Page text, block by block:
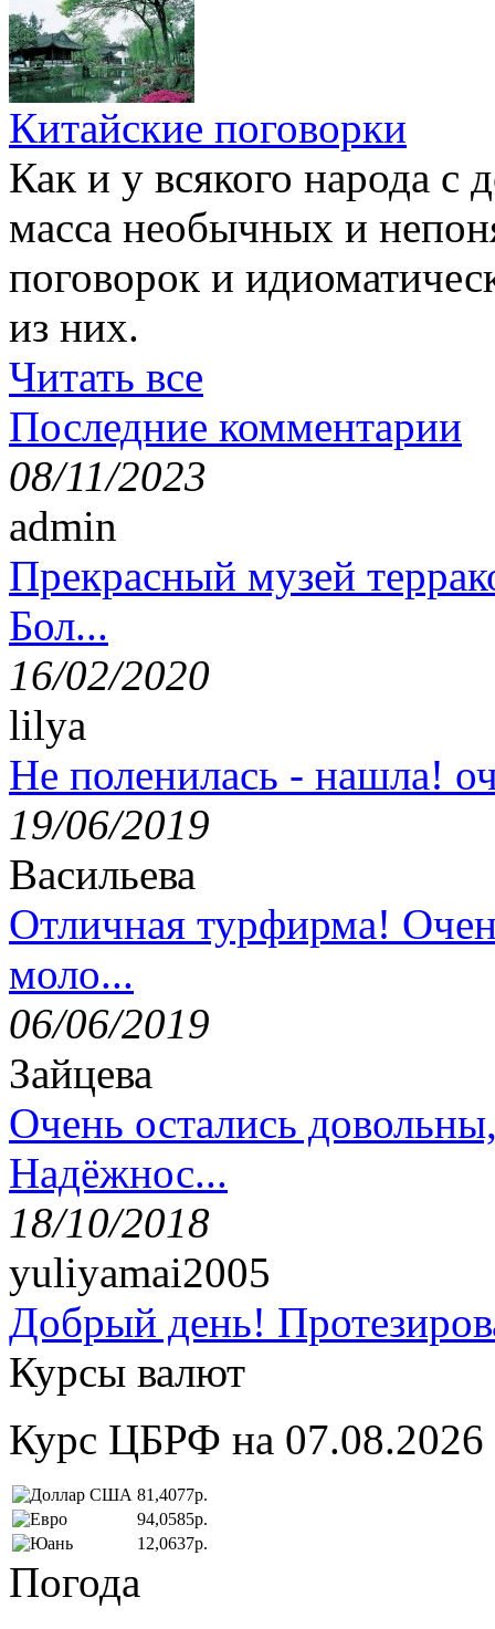
Китайские поговорки
Как и у всякого народа с
масса необычных и
поговорок и
из них.
Читать все
Последние комментарии
08/11/2023
admin
Прекрасный музей
Бол...
16/02/2020
lilya
Не поленилась - нашла!
19/06/2019
Васильева
Отличная турфирма!
моло...
06/06/2019
Зайцева
Очень остались
Надёжнос...
18/10/2018
yuliyamai2005
Добрый день!
Курсы валют
Курс ЦБРФ на 07.08.2026
81,4077р.
94,0585р.
12,0637р.
Погода